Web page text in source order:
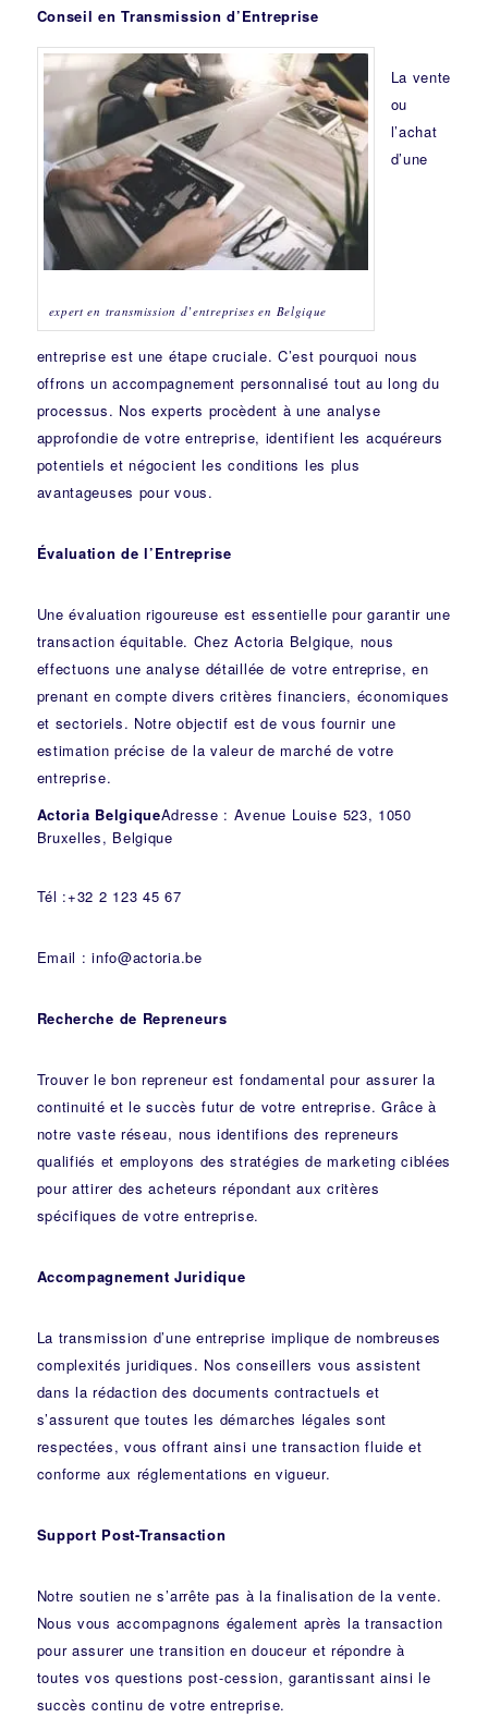
Conseil en Transmission d’Entreprise
expert en transmission d’entreprises en Belgique
La vente
ou
l’achat
d’une
entreprise est une étape cruciale. C’est pourquoi nous
offrons un accompagnement personnalisé tout au long du
processus. Nos experts procèdent à une analyse
approfondie de votre entreprise, identifient les acquéreurs
potentiels et négocient les conditions les plus
avantageuses pour vous.
Évaluation de l’Entreprise
Une évaluation rigoureuse est essentielle pour garantir une
transaction équitable. Chez Actoria Belgique, nous
effectuons une analyse détaillée de votre entreprise, en
prenant en compte divers critères financiers, économiques
et sectoriels. Notre objectif est de vous fournir une
estimation précise de la valeur de marché de votre
entreprise.
Actoria BelgiqueAdresse : Avenue Louise 523, 1050
Bruxelles, Belgique
Tél :+32 2 123 45 67
Email : info@actoria.be
Recherche de Repreneurs
Trouver le bon repreneur est fondamental pour assurer la
continuité et le succès futur de votre entreprise. Grâce à
notre vaste réseau, nous identifions des repreneurs
qualifiés et employons des stratégies de marketing ciblées
pour attirer des acheteurs répondant aux critères
spécifiques de votre entreprise.
Accompagnement Juridique
La transmission d’une entreprise implique de nombreuses
complexités juridiques. Nosconseillers vous assistent
dans la rédaction des documents contractuels et
s’assurent que toutes les démarches légales sont
respectées, vous offrant ainsi une transaction fluide et
conforme aux réglementations en vigueur.
Support Post-Transaction
Notre soutien ne s’arrête pas à la finalisation de la vente.
Nous vous accompagnons également après la transaction
pour assurer une transition en douceur et répondre à
toutes vos questions post-cession, garantissant ainsi le
succès continu de votre entreprise.